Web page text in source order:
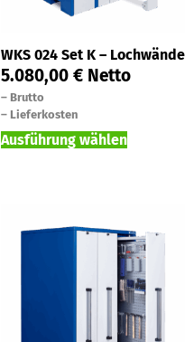
WKS 024 Set K – Lochwände
5.080,00 € Netto
– Brutto
– Lieferkosten
Ausführung wählen